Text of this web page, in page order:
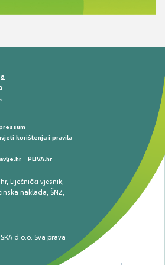
dijagnostike
korištenja i pravila
PLIVA.hr
, Liječnički vjesnik,
naklada, ŠNZ,
d.o.o. Sva prava